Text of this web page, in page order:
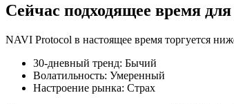
TradFi
Деривативы на акции, форекс,
Сейчас подходящее время
NAVI Protocol в настоящее время торгуется
30-дневный тренд: Бычий
Волатильность: Умеренный
Настроение рынка: Страх